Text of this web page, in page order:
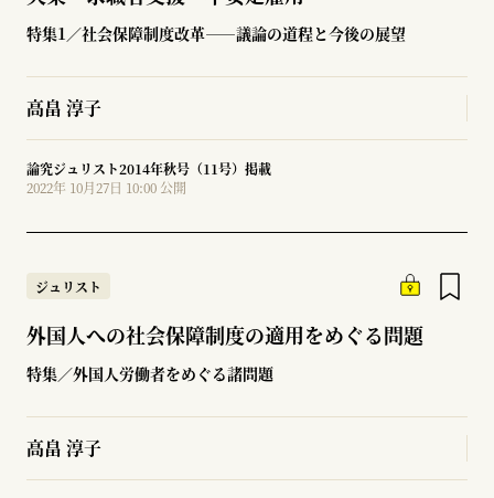
特集1／社会保障制度改革――議論の道程と今後の展望
高畠 淳子
論究ジュリスト2014年秋号（11号）掲載
2022年 10月27日 10:00 公開
ジュリスト
外国人への社会保障制度の適用をめぐる問題
特集／外国人労働者をめぐる諸問題
高畠 淳子